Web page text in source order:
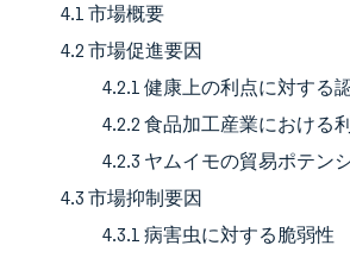
4.1 市場概要
4.2 市場促進要因
4.2.1 健康上の利点に対する
4.2.2 食品加工産業における
4.2.3 ヤムイモの貿易ポテン
4.3 市場抑制要因
4.3.1 病害虫に対する脆弱性